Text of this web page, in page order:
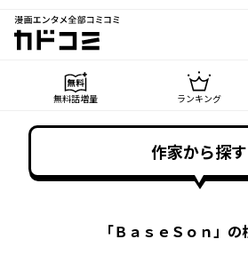
漫画エンタメ全部コミコミ
カドコミ
無料話増量 ランキング
作家から探す
「ＢａｓｅＳｏｎ」の